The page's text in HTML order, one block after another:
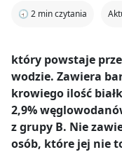
🕣 2 min czytania
który powstaje
wodzie. Zawiera
krowiego ilość
2,9%
z grupy B. Nie
osób, które jej nie